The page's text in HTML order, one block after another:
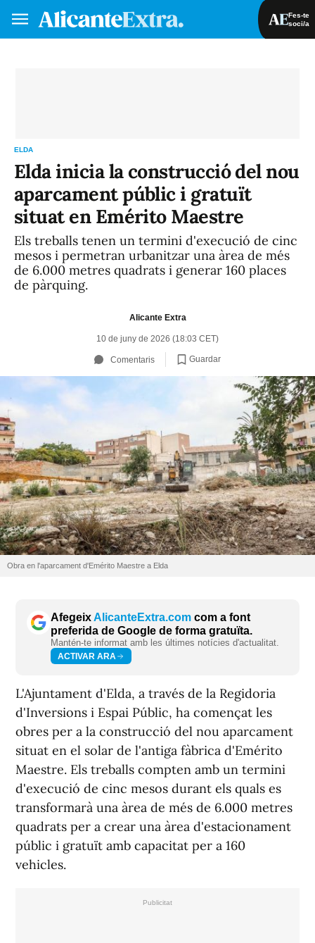
Fes-te
soci/a
ELDA
Elda inicia la construcció del nou
aparcament públic i gratuït
situat en Emérito Maestre
Els treballs tenen un termini d'execució de cinc
mesos i permetran urbanitzar una àrea de més
de 6.000 metres quadrats i generar 160 places
de pàrquing.
Alicante Extra
10 de juny de 2026 (18:03 CET)
Comentaris Guardar
Obra en l'aparcament d'Emérito Maestre a Elda
AfegeixAlicanteExtra.com com a font
preferida de Google de forma gratuïta.
Mantén-te informat amb les últimes notícies d'actualitat.
ACTIVAR ARA
L'Ajuntament d'Elda, a través de la Regidoria
d'Inversions i Espai Públic, ha començat les
obres per a la construcció del nou aparcament
situat en el solar de l'antiga fàbrica d'Emérito
Maestre. Els treballs compten amb un termini
d'execució de cinc mesos durant els quals es
transformarà una àrea de més de 6.000 metres
quadrats per a crear una àrea d'estacionament
públic i gratuït amb capacitat per a 160
vehicles.